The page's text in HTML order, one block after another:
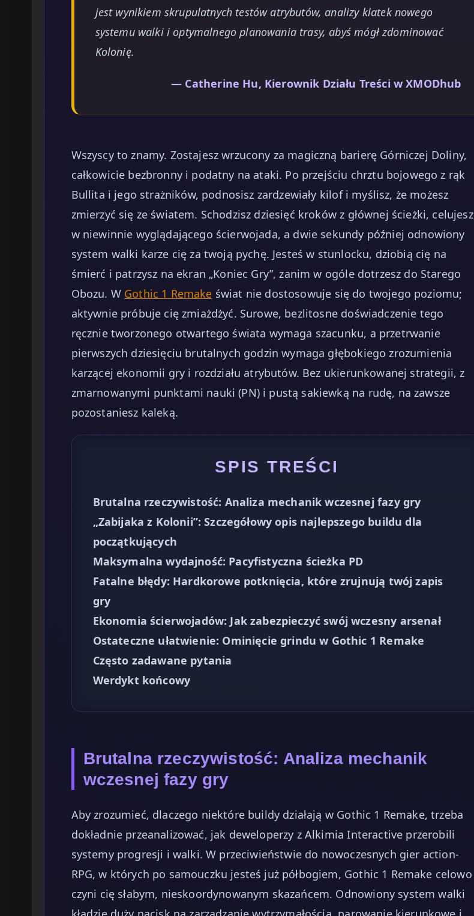
jest wynikiem skrupulatnych testów atrybutów, analizy klatek nowego
systemu walki i optymalnego planowania trasy, abyś mógł zdominować
Kolonię.
— Catherine Hu, Kierownik Działu Treści w XMODhub
Wszyscy to znamy. Zostajesz wrzucony za magiczną barierę Górniczej Doliny,
całkowicie bezbronny i podatny na ataki. Po przejściu chrztu bojowego z rąk
Bullita i jego strażników, podnosisz zardzewiały kilof i myślisz, że możesz
zmierzyć się ze światem. Schodzisz dziesięć kroków z głównej ścieżki, celujesz
w niewinnie wyglądającego ścierwojada, a dwie sekundy później odnowiony
system walki karze cię za twoją pychę. Jesteś w stunlocku, dziobią cię na
śmierć i patrzysz na ekran „Koniec Gry”, zanim w ogóle dotrzesz do Starego
Obozu. W Gothic 1 Remake świat nie dostosowuje się do twojego poziomu;
aktywnie próbuje cię zmiażdżyć. Surowe, bezlitosne doświadczenie tego
ręcznie tworzonego otwartego świata wymaga szacunku, a przetrwanie
pierwszych dziesięciu brutalnych godzin wymaga głębokiego zrozumienia
karzącej ekonomii gry i rozdziału atrybutów. Bez ukierunkowanej strategii, z
zmarnowanymi punktami nauki (PN) i pustą sakiewką na rudę, na zawsze
pozostaniesz kaleką.
SPIS TREŚCI
Brutalna rzeczywistość: Analiza mechanik wczesnej fazy gry
„Zabijaka z Kolonii”: Szczegółowy opis najlepszego buildu dla
początkujących
Maksymalna wydajność: Pacyfistyczna ścieżka PD
Fatalne błędy: Hardkorowe potknięcia, które zrujnują twój zapis
gry
Ekonomia ścierwojadów: Jak zabezpieczyć swój wczesny arsenał
Ostateczne ułatwienie: Ominięcie grindu w Gothic 1 Remake
Często zadawane pytania
Werdykt końcowy
Brutalna rzeczywistość: Analiza mechanik
wczesnej fazy gry
Aby zrozumieć, dlaczego niektóre buildy działają w Gothic 1 Remake, trzeba
dokładnie przeanalizować, jak deweloperzy z Alkimia Interactive przerobili
systemy progresji i walki. W przeciwieństwie do nowoczesnych gier action-
RPG, w których po samouczku jesteś już półbogiem, Gothic 1 Remake celowo
czyni cię słabym, nieskoordynowanym skazańcem. Odnowiony system walki